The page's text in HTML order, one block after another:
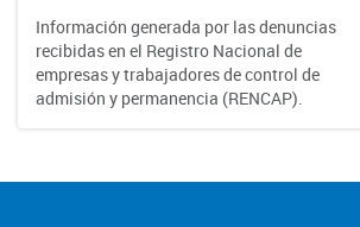
Información generada por las denuncias
recibidas en el Registro Nacional de
empresas y trabajadores de control de
admisión y permanencia (RENCAP).